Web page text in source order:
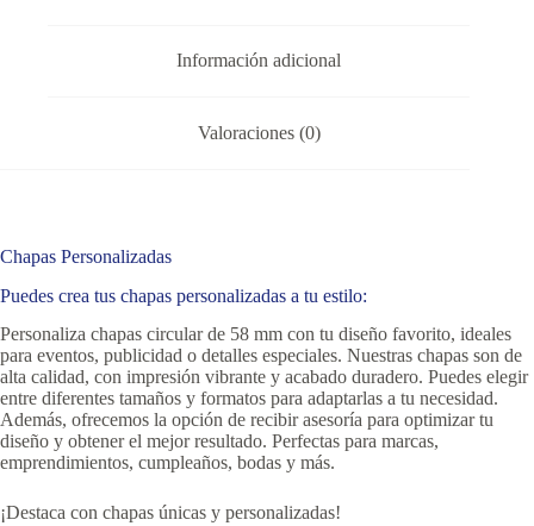
Información adicional
Valoraciones (0)
Chapas Personalizadas
Puedes crea tus chapas personalizadas a tu estilo:
Personaliza chapas circular de 58 mm con tu diseño favorito, ideales
para eventos, publicidad o detalles especiales. Nuestras chapas son de
alta calidad, con impresión vibrante y acabado duradero. Puedes elegir
entre diferentes tamaños y formatos para adaptarlas a tu necesidad.
Además, ofrecemos la opción de recibir asesoría para optimizar tu
diseño y obtener el mejor resultado. Perfectas para marcas,
emprendimientos, cumpleaños, bodas y más.
¡Destaca con chapas únicas y personalizadas!